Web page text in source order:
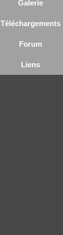
Galerie
Téléchargements
Forum
Liens